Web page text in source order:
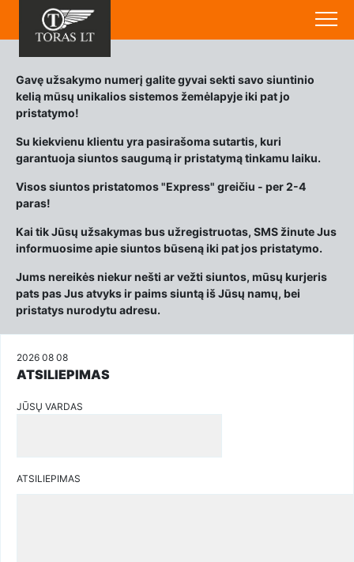
Gavę užsakymo numerį galite gyvai sekti savo siuntinio
kelią mūsų unikalios sistemos žemėlapyje iki pat jo
pristatymo!
Su kiekvienu klientu yra pasirašoma sutartis, kuri
garantuoja siuntos saugumą ir pristatymą tinkamu laiku.
Visos siuntos pristatomos "Express" greičiu - per 2-4
paras!
Kai tik Jūsų užsakymas bus užregistruotas, SMS žinute Jus
informuosime apie siuntos būseną iki pat jos pristatymo.
Jums nereikės niekur nešti ar vežti siuntos, mūsų kurjeris
pats pas Jus atvyks ir paims siuntą iš Jūsų namų, bei
pristatys nurodytu adresu.
2026 08 08
ATSILIEPIMAS
JŪSŲ VARDAS
ATSILIEPIMAS